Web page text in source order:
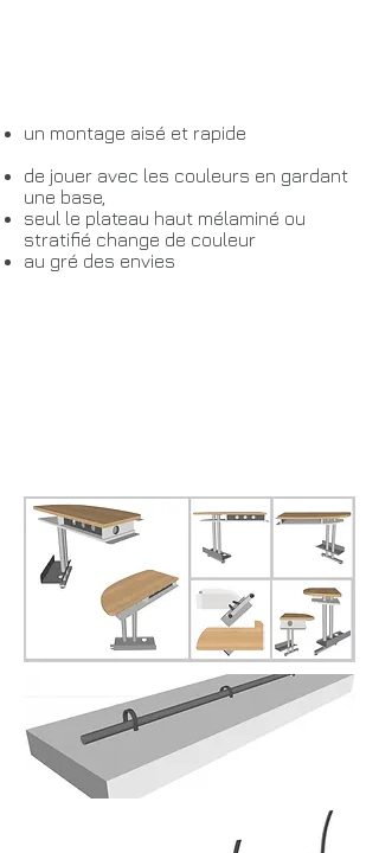
un montage aisé et rapide
de jouer avec les couleurs en gardant
une base,
seul le plateau haut mélaminé ou
stratifié change de couleur
au gré des envies